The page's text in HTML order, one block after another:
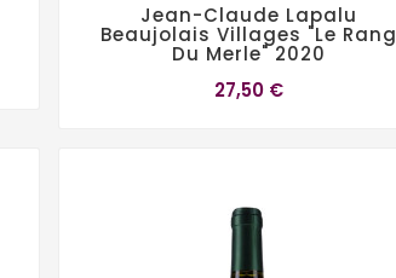
Jean-Claude Lapalu
Beaujolais Villages "Le Rang
Du Merle" 2020
27,50 €